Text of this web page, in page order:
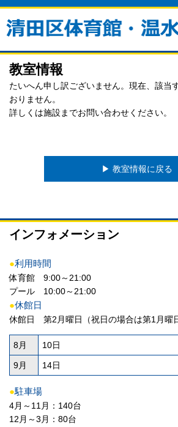
教室情報
たいへん申し訳ございません。現在、該当
おりません。
詳しくは施設までお問い合わせください。
▶︎ 教室情報に戻る
インフォメーション
●利用時間
体育館 9:00～21:00
プール 10:00～21:00
●休館日
休館日 第2月曜日（祝日の場合は第1月曜
8月 10日
9月 14日
●駐車場
4月～11月：140台
12月～3月：80台